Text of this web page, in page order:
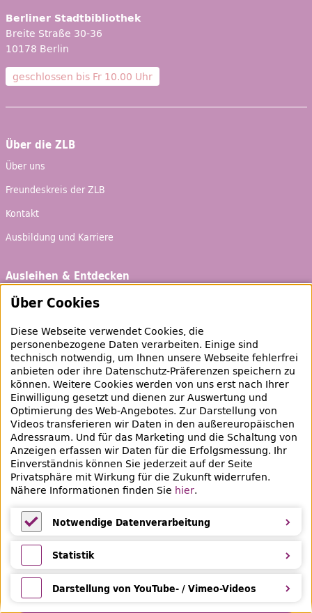
Berliner Stadtbibliothek
Breite Straße 30-36
10178 Berlin
geschlossen bis Fr 10.00 Uhr
Über die ZLB
Über uns
Freundeskreis der ZLB
Kontakt
Ausbildung und Karriere
Ausleihen & Entdecken
Schaufenster
Bibliotheksausweis
Highlights
Veranstaltungen & Lernangebote
Veranstaltungsübersicht
Lern- und Beratungsangebote
Eltern & Kinder
Ferien
Medientipps und Angebote
Über Cookies
Diese Webseite verwendet Cookies, die
personenbezogene Daten verarbeiten. Einige sind
technisch notwendig, um Ihnen unsere Webseite fehlerfrei
anbieten oder ihre Datenschutz-Präferenzen speichern zu
können. Weitere Cookies werden von uns erst nach Ihrer
Einwilligung gesetzt und dienen zur Auswertung und
Optimierung desWeb-Angebotes. Zur Darstellung von
Videos transferieren wir Daten in den außereuropäischen
Adressraum. Und für das Marketing und die Schaltung von
Anzeigen erfassen wir Daten für die Erfolgsmessung. Ihr
Einverständnis können Sie jederzeit auf der Seite
Privatsphäre mit Wirkung für die Zukunft widerrufen.
Nähere Informationen finden Sie hier.
Notwendige Datenverarbeitung
Notwendige Datenverarbeitung
Statistik
StatistikDarstellung von YouTube- / Vimeo-Videos